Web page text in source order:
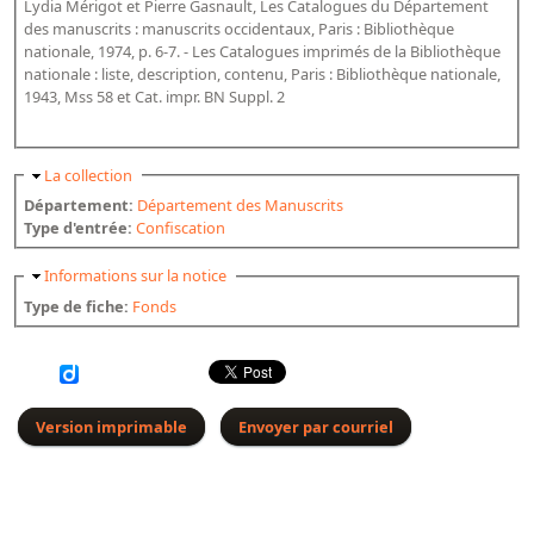
Bibliographie historique de la Bibliothèque nationale de
France
Dictionnaire de la BnF
Dictionnaire BnF : index
Dictionnaire des fonds spéciaux et des principales collections et
provenances
Recherche de fonds, collections et provenances
L'histoire de la BnF en objets
Explorer
Organigrammes de la bibliothèque
Lydia Mérigot et Pierre Gasnault, Les Catalogues du Département
des manuscrits : manuscrits occidentaux, Paris : Bibliothèque
nationale, 1974, p. 6-7. - Les Catalogues imprimés de la Bibliothèque
nationale : liste, description, contenu, Paris : Bibliothèque nationale,
1943, Mss 58 et Cat. impr. BN Suppl. 2
Masquer
La collection
Département: Département des Manuscrits
Type d'entrée:Confiscation
Masquer
Informations sur la notice
Type de fiche: Fonds
Version imprimable Envoyer par courriel